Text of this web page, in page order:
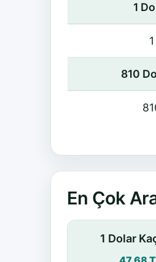
1
810
En Çok
1 Dolar